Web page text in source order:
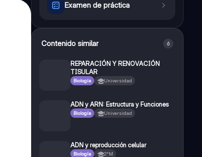
Examen de práctica
Contenido similar 6
REPARACIÓN Y RENOVACIÓN
TISULAR
Biología Universidad
ADN y ARN: Estructura y Funciones
Biología Universidad
ADN y reproducción celular
Biología 2°M